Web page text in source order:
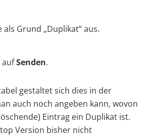
als Grund „Duplikat“ aus.
aufSenden.
gestaltet sich dies in der
auch noch angeben kann, wovon
Eintrag ein Duplikat ist.
Version bisher nicht